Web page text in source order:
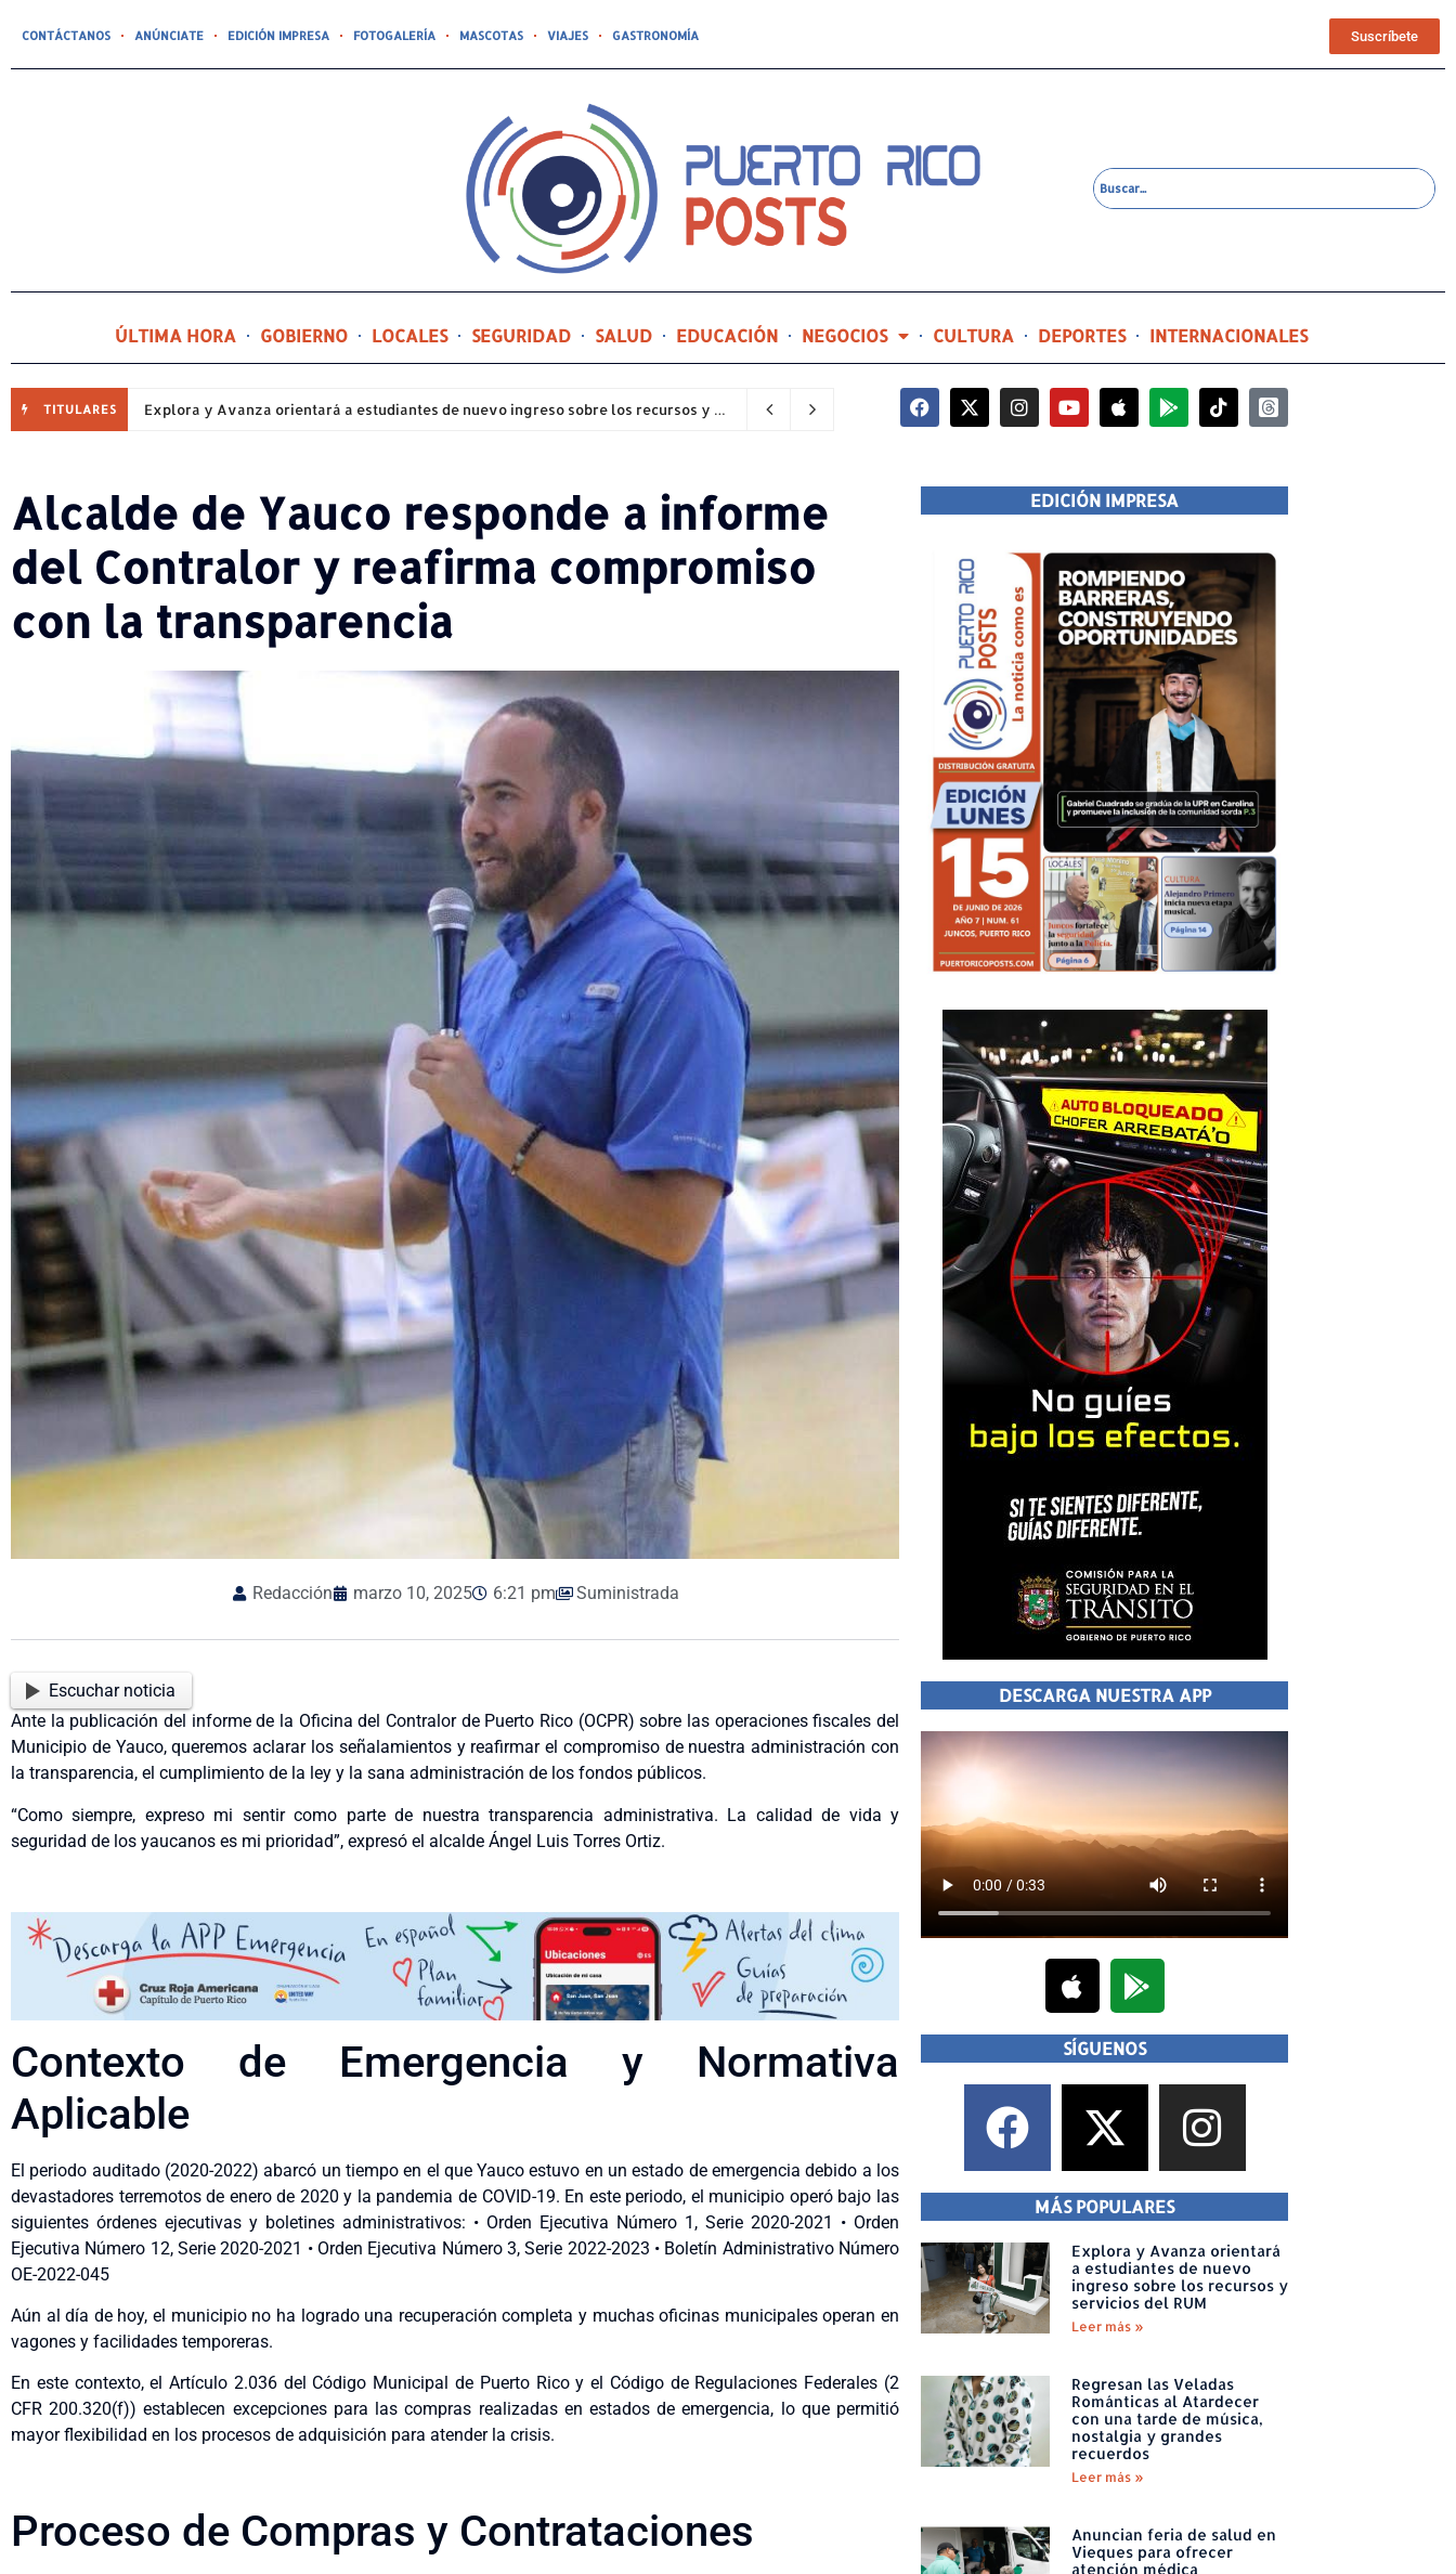
CONTÁCTANOS ANÚNCIATE EDICIÓN IMPRESA FOTOGALERÍA MASCOTAS VIAJES GASTRONOMÍA Suscríbete
ÚLTIMA HORA GOBIERNO LOCALES SEGURIDAD SALUD EDUCACIÓN NEGOCIOS CULTURA DEPORTES INTERNACIONALES
TITULARES Explora y Avanza orientará a estudiantes de nuevo ingreso sobre los recursos y servicios del RUM 7 minutos ago
Alcalde de Yauco responde a informe
del Contralor y reafirma compromiso
con la transparencia
Redacción marzo 10, 2025 6:21 pm Suministrada
Escuchar noticia
Ante la publicación del informe de la Oficina del Contralor de Puerto Rico (OCPR) sobre las operaciones fiscales del
Municipio de Yauco, queremos aclarar los señalamientos y reafirmar el compromiso de nuestra administración con
la transparencia, el cumplimiento de la ley y la sana administración de los fondos públicos.
“Como siempre, expreso mi sentir como parte de nuestra transparencia administrativa. La calidad de vida y
seguridad de los yaucanos es mi prioridad”, expresó el alcalde Ángel Luis Torres Ortiz.
Contexto de Emergencia y Normativa
Aplicable
El periodo auditado (2020-2022) abarcó un tiempo en el que Yauco estuvo en un estado de emergencia debido a los
devastadores terremotos de enero de 2020 y la pandemia de COVID-19. En este periodo, el municipio operó bajo las
siguientes órdenes ejecutivas y boletines administrativos: • Orden Ejecutiva Número 1, Serie 2020-2021 • Orden
Ejecutiva Número 12, Serie 2020-2021 • Orden Ejecutiva Número 3, Serie 2022-2023 • Boletín Administrativo Número
OE-2022-045
Aún al día de hoy, el municipio no ha logrado una recuperación completa y muchas oficinas municipales operan en
vagones y facilidades temporeras.
En este contexto, el Artículo 2.036 del Código Municipal de Puerto Rico y el Código de Regulaciones Federales (2
CFR 200.320(f)) establecen excepciones para las compras realizadas en estados de emergencia, lo que permitió
mayor flexibilidad en los procesos de adquisición para atender la crisis.
Proceso de Compras y Contrataciones
EDICIÓN IMPRESA
DESCARGA NUESTRA APP
SÍGUENOS
MÁS POPULARES
Explora y Avanza orientará
a estudiantes de nuevo
ingreso sobre los recursos y
servicios del RUM
Leer más »
Regresan las Veladas
Románticas al Atardecer
con una tarde de música,
nostalgia y grandes
recuerdos
Leer más »
Anuncian feria de salud en
Vieques para ofrecer
atención médica